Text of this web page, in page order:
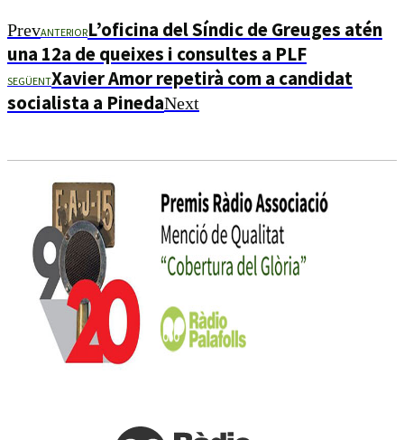
PrevANTERIORL’oficina del Síndic de Greuges atén
una 12a de queixes i consultes a PLF
SEGÜENTXavier Amor repetirà com a candidat
socialista a PinedaNext